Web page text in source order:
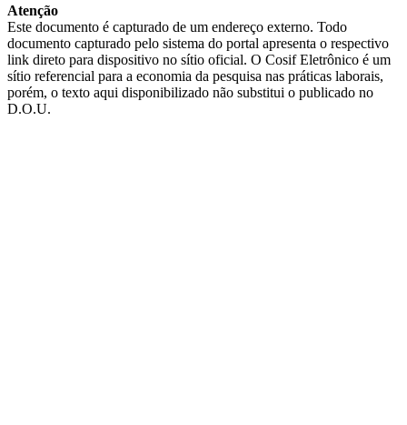
Atenção
Este documento é capturado de um endereço externo. Todo
documento capturado pelo sistema do portal apresenta o respectivo
link direto para dispositivo no sítio oficial. O Cosif Eletrônico é um
sítio referencial para a economia da pesquisa nas práticas laborais,
porém, o texto aqui disponibilizado não substitui o publicado no
D.O.U.